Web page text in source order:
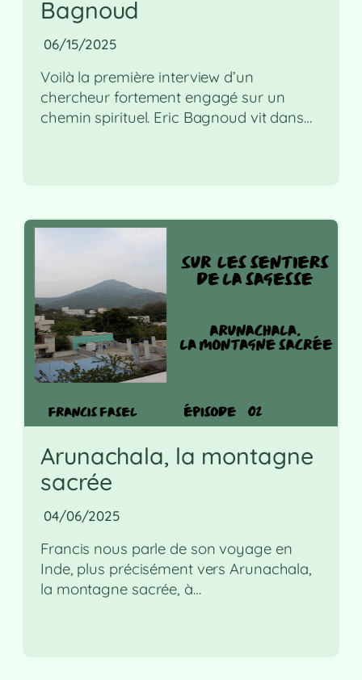
Bagnoud
06/15/2025
Voilà la première interview d’un
chercheur fortement engagé sur un
chemin spirituel. Eric Bagnoud vit dans…
Arunachala, la montagne
sacrée
04/06/2025
Francis nous parle de son voyage en
Inde, plus précisément vers Arunachala,
la montagne sacrée, à…